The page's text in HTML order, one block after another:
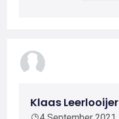
Klaas Leerlooijer